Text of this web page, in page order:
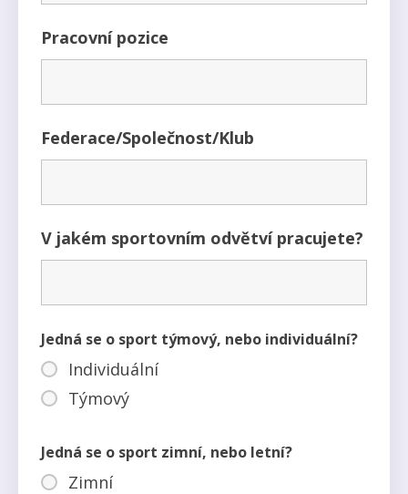
Pracovní pozice
Federace/Společnost/Klub
V jakém sportovním odvětví pracujete?
Jedná se o sport týmový, nebo individuální?
Individuální
Týmový
Jedná se o sport zimní, nebo letní?
Zimní